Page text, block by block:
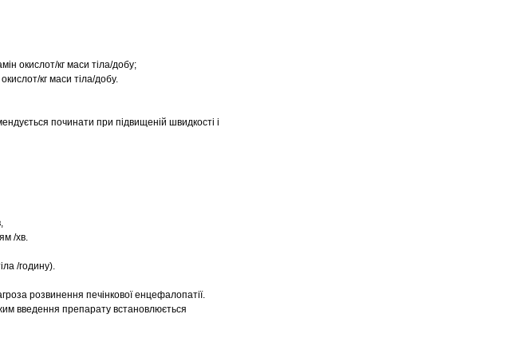
окислот/кг маси тіла/добу;
кг маси тіла/добу.
починати при підвищеній швидкості і
/хв.
/годину).
розвинення печінкової енцефалопатії.
введення препарату встановлюється